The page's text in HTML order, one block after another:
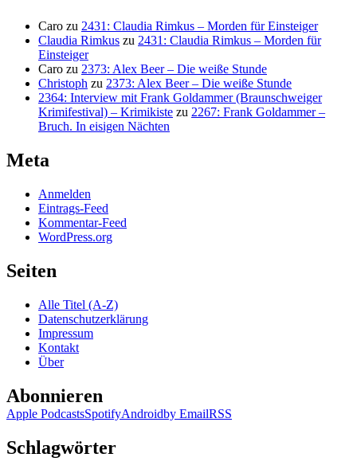
Caro zu 2431: Claudia Rimkus – Morden für Einsteiger
Claudia Rimkus zu 2431: Claudia Rimkus – Morden für
Einsteiger
Caro zu 2373: Alex Beer – Die weiße Stunde
Christoph zu 2373: Alex Beer – Die weiße Stunde
2364: Interview mit Frank Goldammer (Braunschweiger
Krimifestival) – Krimikiste zu 2267: Frank Goldammer –
Bruch. In eisigen Nächten
Meta
Anmelden
Eintrags-Feed
Kommentar-Feed
WordPress.org
Seiten
Alle Titel (A-Z)
Datenschutzerklärung
Impressum
Kontakt
Über
Abonnieren
Apple PodcastsSpotifyAndroidby EmailRSS
Schlagwörter